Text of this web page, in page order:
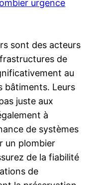
urgence
sont des acteurs
de
au
bâtiments. Leurs
juste aux
à
de systèmes
un plombier
de la fiabilité
de